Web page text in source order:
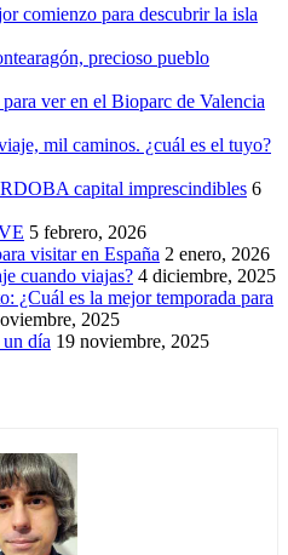
comienzo para descubrir la isla
precioso pueblo
ver en el Bioparc de Valencia
mil caminos. ¿cuál es el tuyo?
capital imprescindibles 6
5 febrero, 2026
visitar en España 2 enero, 2026
cuando viajas? 4 diciembre, 2025
¿Cuál es la mejor temporada para
2025
día 19 noviembre, 2025